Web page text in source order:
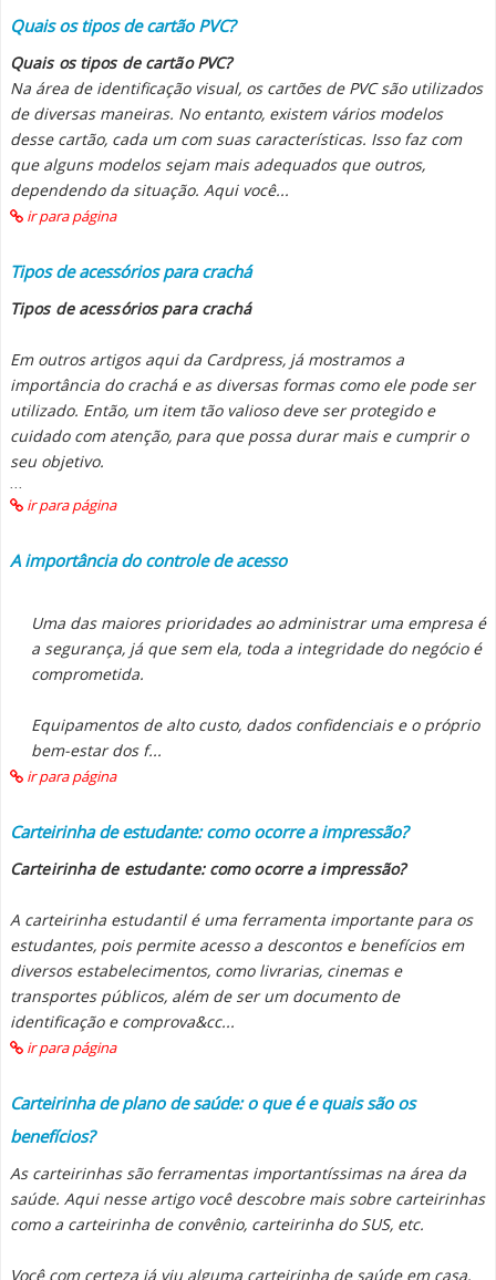
Quais os tipos de cartão PVC?
Quais os tipos de cartão PVC?
Na área de identificação visual, os cartões de PVC são utilizados
de diversas maneiras. No entanto, existem vários modelos
desse cartão, cada um com suas características. Isso faz com
que alguns modelos sejam mais adequados que outros,
dependendo da situação. Aqui você...
ir para página
Tipos de acessórios para crachá
Tipos de acessórios para crachá
Em outros artigos aqui da Cardpress, já mostramos a
importância do crachá e as diversas formas como ele pode ser
utilizado. Então, um item tão valioso deve ser protegido e
cuidado com atenção, para que possa durar mais e cumprir o
seu objetivo.
ir para página
A importância do controle de acesso
Uma das maiores prioridades ao administrar uma empresa é
a segurança, já que sem ela, toda a integridade do negócio é
comprometida.
Equipamentos de alto custo, dados confidenciais e o próprio
bem-estar dos f...
ir para página
Carteirinha de estudante: como ocorre a impressão?
Carteirinha de estudante: como ocorre a impressão?
A carteirinha estudantil é uma ferramenta importante para os
estudantes, pois permite acesso a descontos e benefícios em
diversos estabelecimentos, como livrarias, cinemas e
transportes públicos, além de ser um documento de
identificação e comprova&cc...
ir para página
Carteirinha de plano de saúde: o que é e quais são os
benefícios?
As carteirinhas são ferramentas importantíssimas na área da
saúde. Aqui nesse artigo você descobre mais sobre carteirinhas
como a carteirinha de convênio, carteirinha do SUS, etc.
Você com certeza já viu alguma carteirinha de saúde em casa,